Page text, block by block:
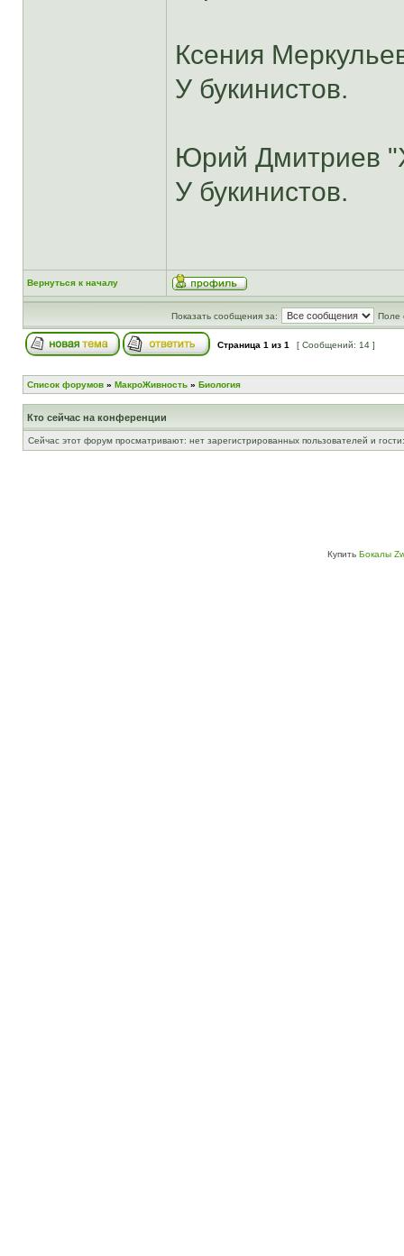
Ксения
У букинистов.
Юрий Дмитриев
У букинистов.
Вернуться к началу
Показать сообщения за: Поле
Страница 1 из 1 [ Сообщений: 14 ]
Список форумов » МакроЖивность » Биология
Кто сейчас на конференции
Сейчас этот форум просматривают: нет зарегистрированных пользователей и
Купить Бокалы